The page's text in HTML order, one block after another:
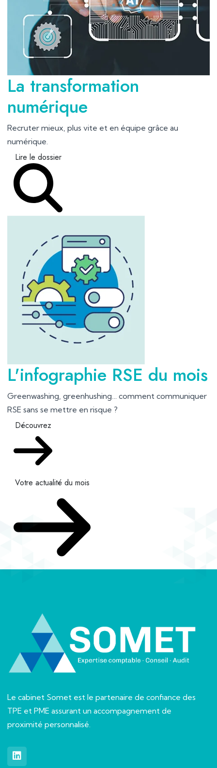
La transformation
numérique
Recruter mieux, plus vite et en équipe grâce au
numérique.
Lire le dossier
L'infographie RSE du mois
Greenwashing, greenhushing… comment communiquer
RSE sans se mettre en risque ?
Découvrez
Votre actualité du mois
Le cabinet Somet est le partenaire de confiance des
TPE et PME assurant un accompagnement de
proximité personnalisé.